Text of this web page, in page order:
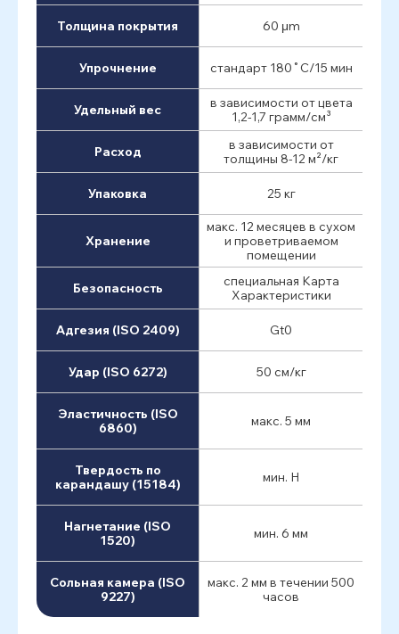
Толщина покрытия 60 μm
Упрочнение стандарт 180˚C/15 мин
Удельный вес
в зависимости от цвета
1,2-1,7 грамм/см³
Расход
в зависимости от
толщины 8-12 м²/кг
Упаковка 25 кг
Хранение
макс. 12 месяцев в сухом
и проветриваемом
помещении
Безопасность
специальная Карта
Характеристики
Адгезия (ISO 2409) Gt0
Удар (ISO 6272) 50 см/кг
Эластичность (ISO
6860)
макс. 5 мм
Твердость по
карандашу (15184)
мин. H
Нагнетание (ISO
1520)
мин. 6 мм
Сольная камера (ISO
9227)
макс. 2 мм в течении 500
часов